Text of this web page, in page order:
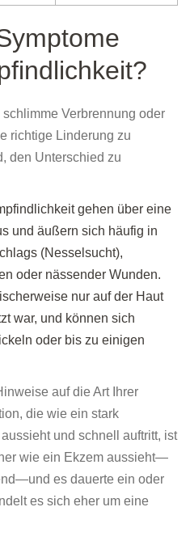
Verbrennung oder
richtige Linderung zu
den Unterschied zu
gehen über eine
und äußern sich häufig in
(Nesselsucht),
oder nässender Wunden.
nur auf der Haut
war, und können sich
oder bis zu einigen
auf die Art Ihrer
die wie ein stark
und schnell auftritt, ist
wie ein Ekzem aussieht—
es dauerte ein oder
es sich eher um eine